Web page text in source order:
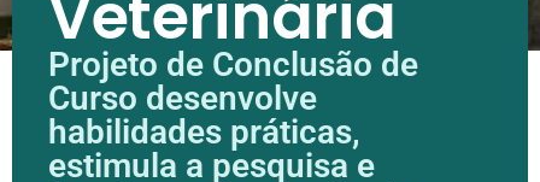
Projeto de Conclusão de
Curso desenvolve
habilidades práticas,
estimula a pesquisa e